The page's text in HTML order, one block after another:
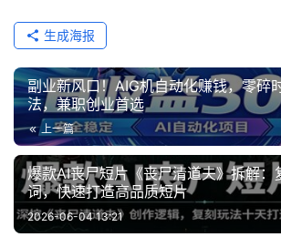
生成海报
副业新风口！AIG机自动化赚钱，零碎
法，兼职创业首选
上一篇
爆款AI丧尸短片《丧尸清道夫》拆解：
词，快速打造高品质短片
2026-06-04 13:21